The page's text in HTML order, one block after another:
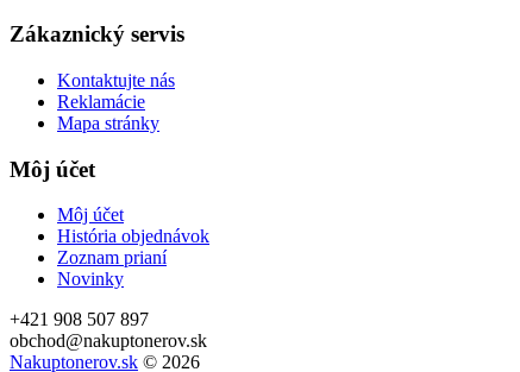
Zákaznický servis
Kontaktujte nás
Reklamácie
Mapa stránky
Môj účet
Môj účet
História objednávok
Zoznam prianí
Novinky
+421 908 507 897
obchod@nakuptonerov.sk
Nakuptonerov.sk © 2026